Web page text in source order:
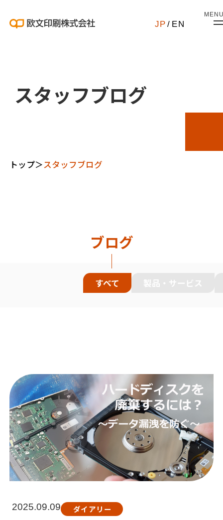
JP / EN
スタッフブログ
トップ＞スタッフブログ
ブログ
すべて 製品・サービス
2025.09.09 ダイアリー